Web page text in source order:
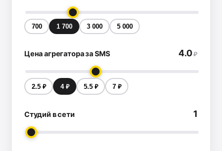
700 1 700 3 000 5 000
Цена агрегатора за SMS 4.0₽
2.5 ₽ 4 ₽ 5.5 ₽ 7 ₽
Студий в сети 1